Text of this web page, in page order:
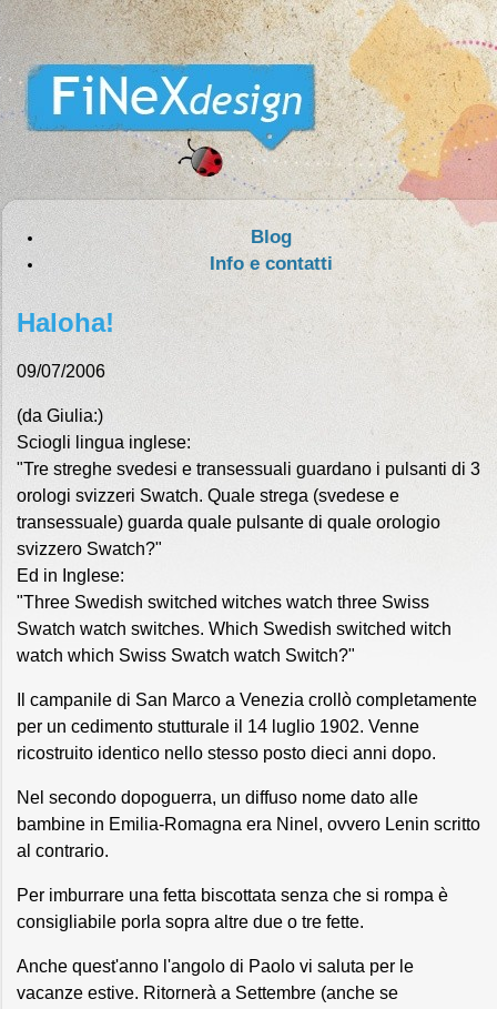
Blog
Info e contatti
Haloha!
09/07/2006
(da Giulia:)
Sciogli lingua inglese:
"Tre streghe svedesi e transessuali guardano i pulsanti di 3
orologi svizzeri Swatch. Quale strega (svedese e
transessuale) guarda quale pulsante di quale orologio
svizzero Swatch?"
Ed in Inglese:
"Three Swedish switched witches watch three Swiss
Swatch watch switches. Which Swedish switched witch
watch which Swiss Swatch watch Switch?"
Il campanile di San Marco a Venezia crollò completamente
per un cedimento stutturale il 14 luglio 1902. Venne
ricostruito identico nello stesso posto dieci anni dopo.
Nel secondo dopoguerra, un diffuso nome dato alle
bambine in Emilia-Romagna era Ninel, ovvero Lenin scritto
al contrario.
Per imburrare una fetta biscottata senza che si rompa è
consigliabile porla sopra altre due o tre fette.
Anche quest'anno l'angolo di Paolo vi saluta per le
vacanze estive. Ritornerà a Settembre (anche se